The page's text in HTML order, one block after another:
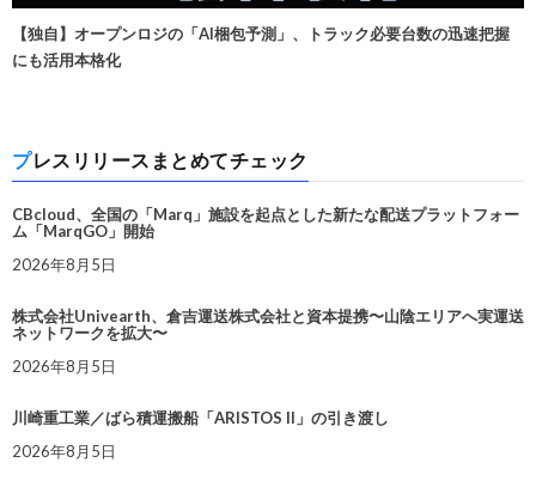
【独自】オープンロジの「AI梱包予測」、トラック必要台数の迅速把握
にも活用本格化
プレスリリースまとめてチェック
CBcloud、全国の「Marq」施設を起点とした新たな配送プラットフォー
ム「MarqGO」開始
2026年8月5日
株式会社Univearth、倉吉運送株式会社と資本提携〜山陰エリアへ実運送
ネットワークを拡大〜
2026年8月5日
川崎重工業／ばら積運搬船「ARISTOS II」の引き渡し
2026年8月5日